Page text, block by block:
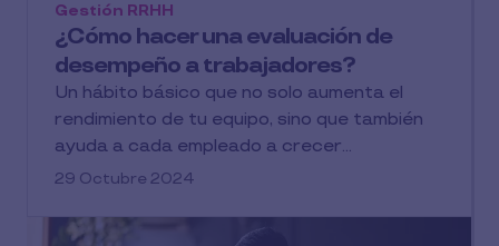
¿Cómo hacer una evaluación de
desempeño a trabajadores?
Gestión RRHH
Un hábito básico que no solo aumenta el
rendimiento de tu equipo, sino que también
ayuda a cada empleado a crecer...
29 Octubre 2024